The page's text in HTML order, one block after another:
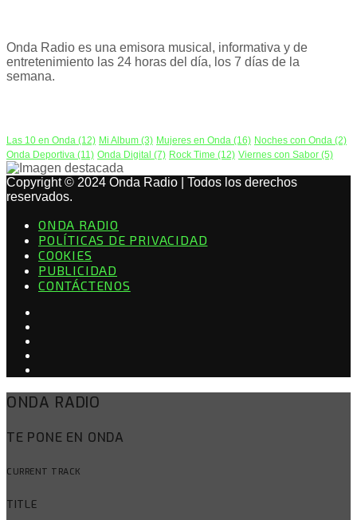
Onda Radio es una emisora musical, informativa y de
entretenimiento las 24 horas del día, los 7 días de la
semana.
Las 10 en Onda (12) Mi Album (3) Mujeres en Onda (16) Noches con Onda (2)
Onda Deportiva (11) Onda Digital (7) Rock Time (12) Viernes con Sabor (5)
Copyright © 2024 Onda Radio | Todos los derechos
reservados.
ONDA RADIO
POLÍTICAS DE PRIVACIDAD
COOKIES
PUBLICIDAD
CONTÁCTENOS
ONDA RADIO
TE PONE EN ONDA
CURRENT TRACK
TITLE